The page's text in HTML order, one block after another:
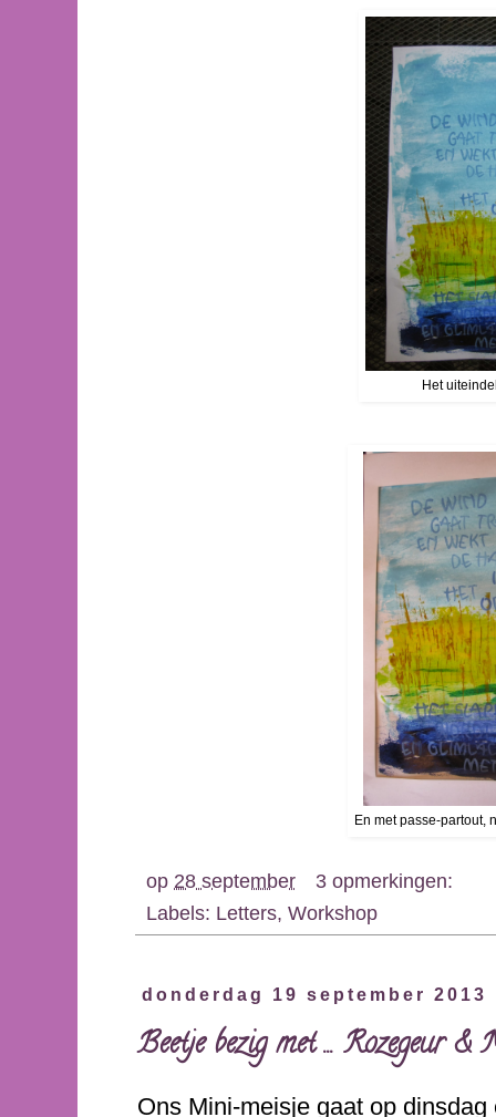
Het
En met passe-partout,
op 28 september
3 opmerkingen:
Labels: Letters, Workshop
donderdag 19 september 2013
Beetje bezig met ... Rozegeur &
Ons Mini-meisje gaat op